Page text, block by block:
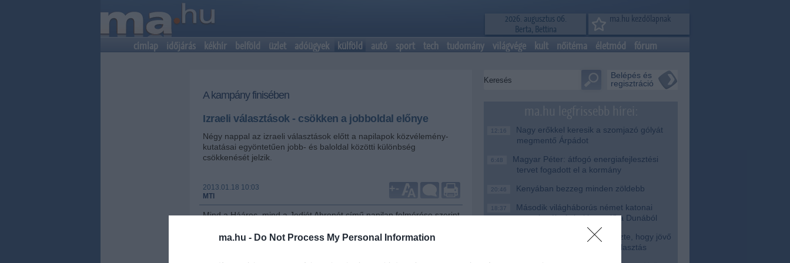
ma.hu - Do Not Process My Personal Information
2026. augusztus 06.
Berta, Bettina
ma.hu kezdőlapnak
címlap időjárás kékhír belföld üzlet adóügyek külföld autó sport tech tudomány világvége kult nőitéma életmód fórum
A kampány finisében
Izraeli választások - csökken a jobboldal előnye
Négy nappal az izraeli választások előtt a napilapok közvélemény-
kutatásai egyöntetűen jobb- és baloldal közötti különbség
csökkenését jelzik.
2013.01.18 10:03
MTI
+-
Mind a Háárec, mind a Jediót Ahronót című napilap felmérése szerint
arab pártok együttesen 57 mandátumra számíthatnak a január 22-i
Belépés és
regisztráció
12:16
Nagy erőkkel keresik a szomjazó gólyát
megmentő Árpádot
6:48
Magyar Péter: átfogó energiafejlesztési
tervet fogadott el a kormány
20:46 Kenyában bezzeg minden zöldebb
18:37
Második világháborús német katonai
motorkerékpár bukkant elő a Dunából
A Tisza-frakció kezdeményezte, hogy jövő
kedden legyen az államfőválasztás